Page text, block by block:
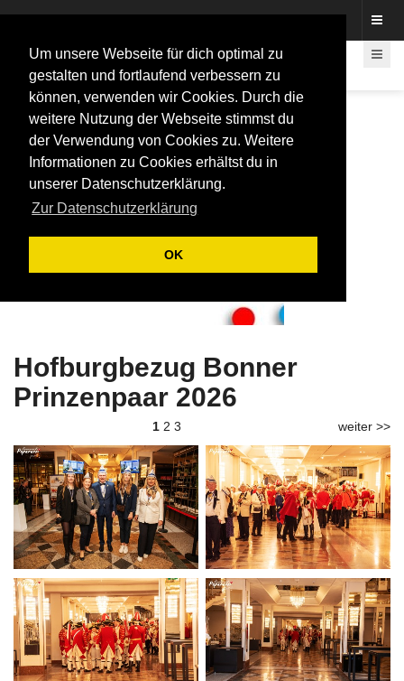
Um unsere Webseite für dich optimal zu
gestalten und fortlaufend verbessern zu
können, verwenden wir Cookies. Durch die
weitere Nutzung der Webseite stimmst du
der Verwendung von Cookies zu. Weitere
Informationen zu Cookies erhältst du in
unserer Datenschutzerklärung.
Zur Datenschutzerklärung
OK
Hofburgbezug Bonner
Prinzenpaar 2026
1 2 3 weiter >>